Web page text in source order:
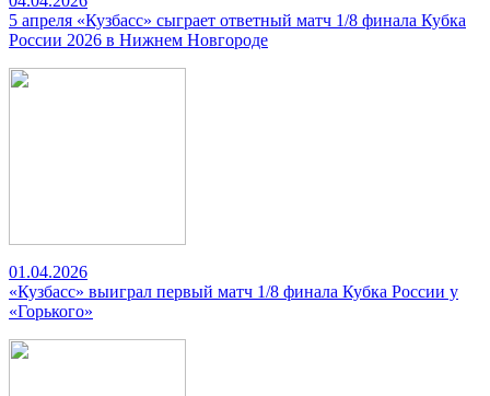
5 апреля «Кузбасс» сыграет ответный матч 1/8 финала Кубка
России 2026 в Нижнем Новгороде
01.04.2026
«Кузбасс» выиграл первый матч 1/8 финала Кубка России у
«Горького»